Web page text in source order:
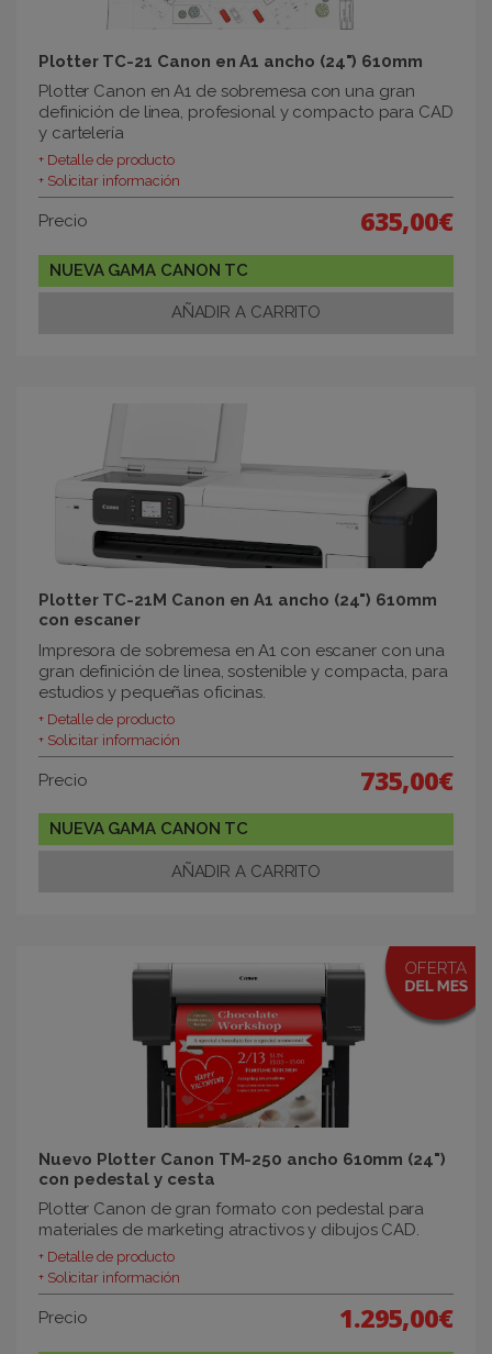
Plotter TC-21 Canon en A1 ancho (24") 610mm
Plotter Canon en A1 de sobremesa con una gran
definición de linea, profesional y compacto para CAD
y cartelería
+ Detalle de producto
+ Solicitar información
Precio 635,00€
NUEVA GAMA CANON TC
Plotter TC-21M Canon en A1 ancho (24") 610mm
con escaner
Impresora de sobremesa en A1 con escaner con una
gran definición de linea, sostenible y compacta, para
estudios y pequeñas oficinas.
+ Detalle de producto
+ Solicitar información
Precio 735,00€
NUEVA GAMA CANON TC
Nuevo Plotter Canon TM-250 ancho 610mm (24")
con pedestal y cesta
Plotter Canon de gran formato con pedestal para
materiales de marketing atractivos y dibujos CAD.
+ Detalle de producto
+ Solicitar información
Precio 1.295,00€